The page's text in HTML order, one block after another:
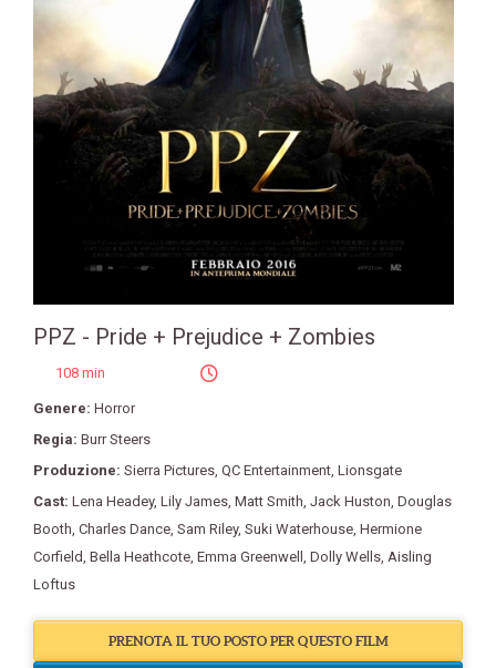
PPZ - Pride + Prejudice + Zombies
108 min
Genere: Horror
Regia: Burr Steers
Produzione: Sierra Pictures, QC Entertainment, Lionsgate
Cast: Lena Headey, Lily James, Matt Smith, Jack Huston, Douglas
Booth, Charles Dance, Sam Riley, Suki Waterhouse, Hermione
Corfield, Bella Heathcote, Emma Greenwell , Dolly Wells, Aisling
Loftus
PRENOTA IL TUO POSTO PER QUESTO FILM